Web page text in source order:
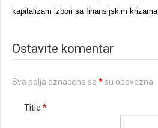
kapitalizam izbori sa finansijskim krizama.
Ostavite komentar
Sva polja oznacena sa *su obavezna
Title *